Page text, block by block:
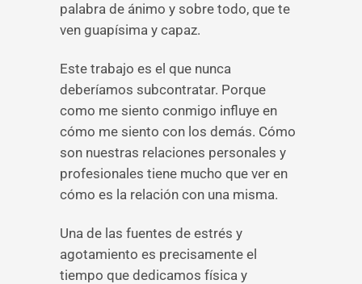
palabra de ánimo y sobre todo, que te
ven guapísima y capaz.
Este trabajo es el que nunca
deberíamos subcontratar. Porque
como me siento conmigo influye en
cómo me siento con los demás. Cómo
son nuestras relaciones personales y
profesionales tiene mucho que ver en
cómo es la relación con una misma.
Una de las fuentes de estrés y
agotamiento es precisamente el
tiempo que dedicamos física y